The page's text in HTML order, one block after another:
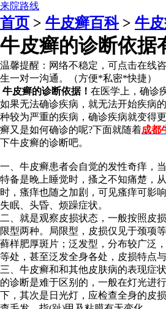
来院路线
首页 > 牛皮癣百科> 牛
牛皮癣的诊断依据
温馨提醒： 网络不稳定，可点击在线
生一对一沟通。（方便*私密*快捷）
牛皮癣的诊断依据！ 在医学上，确诊
如果无法确诊疾病，就无法开始疾病
种较为严重的疾病，确诊疾病就变得
癣又是如何确诊的呢?下面就随着成都
下牛皮癣的诊断吧。
一、牛皮癣患者会自觉的发性奇痒，
特备是晚上睡觉时，搔之不知痛楚，
时，瘙痒也随之加剧，可见瘙痒可影
失眠、头昏、烦躁症状。
二、就是观察皮损状态，一般按照皮
限型两种。局限型，皮损仅见于颈项
藓样肥厚斑片；泛发型，分布较广泛
等处，甚至泛发全身各处，皮损特点与
三、牛皮癣和和其他皮肤病的表现症
的诊断是难于区别的，一般在灯光进
下，其次是日光灯，应检查全身的皮